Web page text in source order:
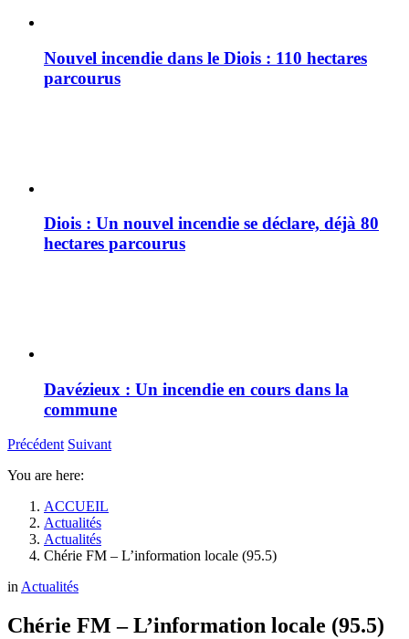
Nouvel incendie dans le Diois : 110 hectares
parcourus
Diois : Un nouvel incendie se déclare, déjà 80
hectares parcourus
Davézieux : Un incendie en cours dans la
commune
Précédent Suivant
You are here:
ACCUEIL
Actualités
Actualités
Chérie FM – L’information locale (95.5)
inActualités
Chérie FM – L’information locale (95.5)